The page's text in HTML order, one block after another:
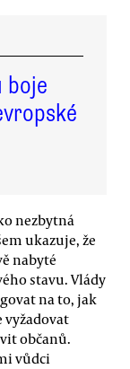
boje
nezbytná
ukazuje, že
nabyté
stavu. Vlády
na to, jak
vyžadovat
občanů.
vůdci